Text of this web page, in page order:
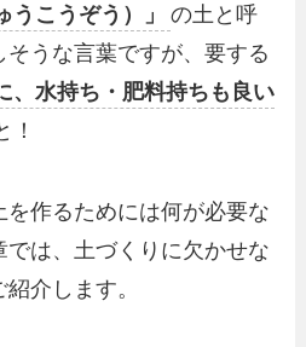
うこうぞう）」
の土と呼
うな言葉ですが、要する
、水持ち・肥料持ちも良い
！
作るためには何が必要な
は、土づくりに欠かせな
介します。